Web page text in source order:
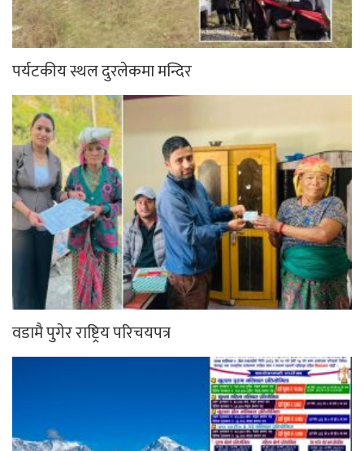
पर्यटकीय स्थल दुरलेकमा मन्दिर
वडामै पुगेर राष्ट्रिय परिचयपत्र